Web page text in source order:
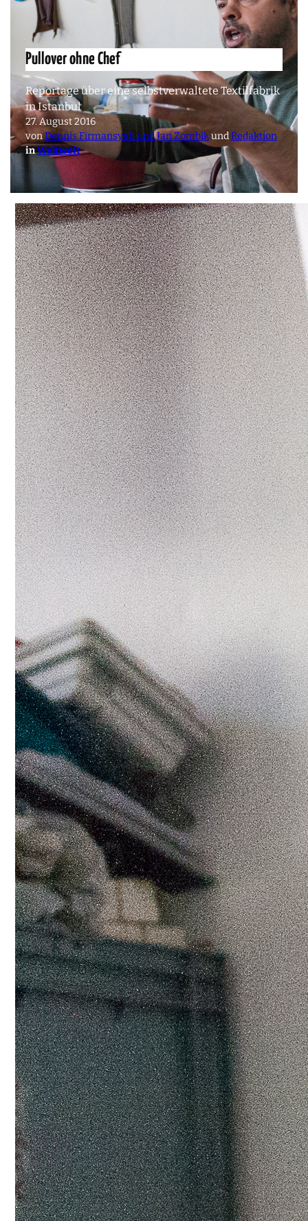
Pullover ohne Chef
Reportage über eine selbstverwaltete Textilfabrik
in Istanbul
27. August 2016
vonDennis Firmansyah und Jan ZombikundRedaktion
inWeltweit